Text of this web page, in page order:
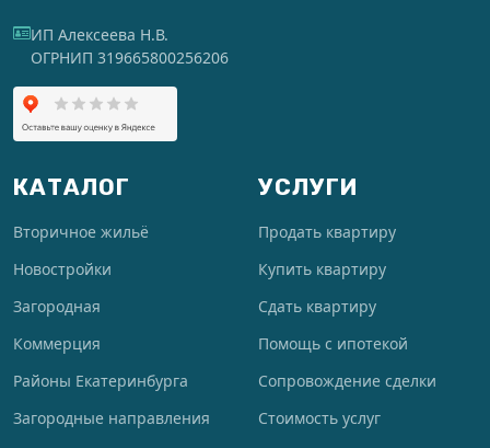
ИП Алексеева Н.В.
ОГРНИП 319665800256206
КАТАЛОГ
Вторичное жильё
Новостройки
Загородная
Коммерция
Районы Екатеринбурга
Загородные направления
УСЛУГИ
Продать квартиру
Купить квартиру
Сдать квартиру
Помощь с ипотекой
Сопровождение сделки
Стоимость услуг